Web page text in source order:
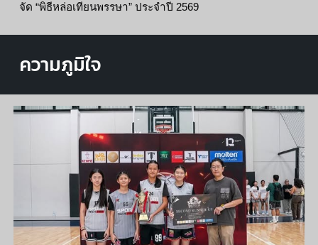
จัด “พิธีหล่อเทียนพรรษา” ประจำปี 2569
ความภูมิใจ